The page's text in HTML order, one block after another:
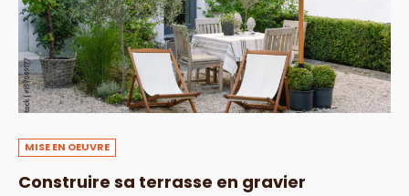
MISE EN OEUVRE
Construire sa terrasse en gravier